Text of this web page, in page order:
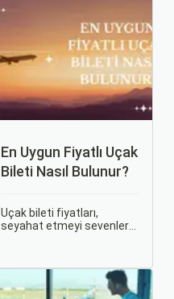
En Uygun Fiyatlı Uçak
Bileti Nasıl Bulunur?
Uçak bileti fiyatları,
seyahat etmeyi sevenler
araştırma ile uygun fiyatlı
uçak bileti bulmak